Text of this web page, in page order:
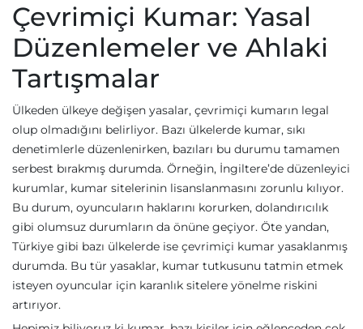
Çevrimiçi Kumar: Yasal
Düzenlemeler ve Ahlaki
Tartışmalar
Ülkeden ülkeye değişen yasalar, çevrimiçi kumarın legal
olup olmadığını belirliyor. Bazı ülkelerde kumar, sıkı
denetimlerle düzenlenirken, bazıları bu durumu tamamen
serbest bırakmış durumda. Örneğin, İngiltere’de düzenleyici
kurumlar, kumar sitelerinin lisanslanmasını zorunlu kılıyor.
Bu durum, oyuncuların haklarını korurken, dolandırıcılık
gibi olumsuz durumların da önüne geçiyor. Öte yandan,
Türkiye gibi bazı ülkelerde ise çevrimiçi kumar yasaklanmış
durumda. Bu tür yasaklar, kumar tutkusunu tatmin etmek
isteyen oyuncular için karanlık sitelere yönelme riskini
artırıyor.